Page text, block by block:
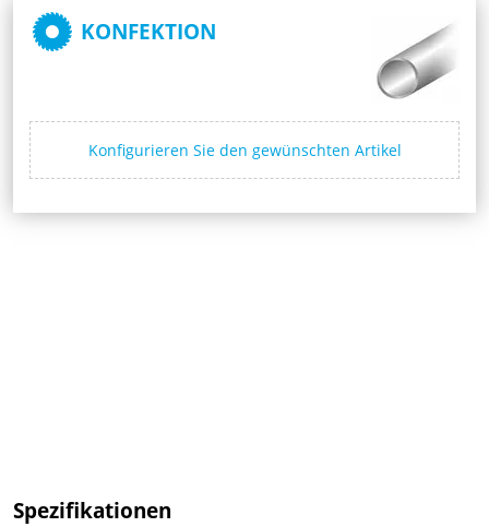
KONFEKTION
Konfigurieren Sie den gewünschten Artikel
Spezifikationen